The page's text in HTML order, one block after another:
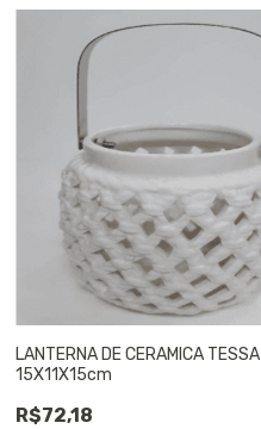
LANTERNA DE CERAMICA TESSA
15X11X15cm
R$72,18